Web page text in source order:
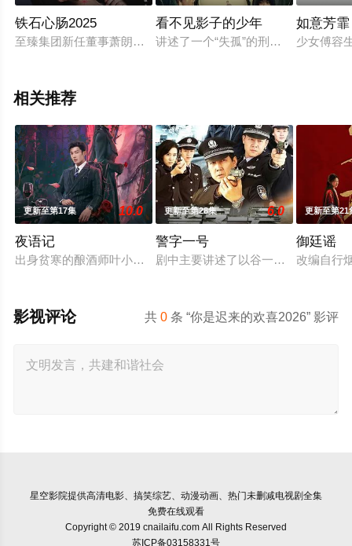
铁石心肠2025
至臻集团新任董事萧朗高调空降，但他有着不为人知的真实身
看不见影子的少年
讲述了一个“失孤”的刑警与一个“没
如意芳霏
少女傅容
相关推荐
更新至第17集 10.0
夜语记
出身贫寒的酿酒师叶小唯遭遇爱人程桉、恩师林晚媚的双重背
更新至第28集 6.0
警字一号
剧中主要讲述了以谷一诚（李 崇霄
更新至第21
御廷谣
改编自行
共0 条 “你是迟来的欢喜2026” 影评
影视评论
星空影院提供高清电影、搞笑综艺、动漫动画、热门未删减电视剧全集
免费在线观看
Copyright © 2019 cnailaifu.com All Rights Reserved
苏ICP备03158331号